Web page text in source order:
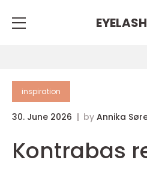
inspiration
30. June 2026 by Annika
Kontrabas